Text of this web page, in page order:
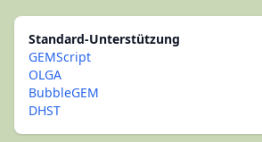
Standard-Unterstützung
GEMScript
OLGA
BubbleGEM
DHST